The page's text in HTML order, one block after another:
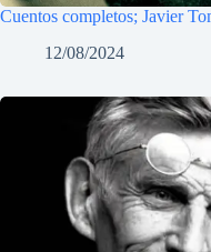
Cuentos completos; Javier
12/08/2024